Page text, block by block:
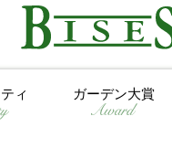
ィ ガーデン大賞